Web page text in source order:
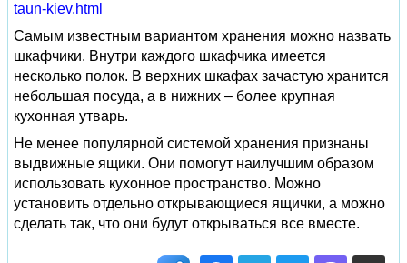
taun-kiev.html
Самым известным вариантом хранения можно назвать
шкафчики. Внутри каждого шкафчика имеется
несколько полок. В верхних шкафах зачастую хранится
небольшая посуда, а в нижних – более крупная
кухонная утварь.
Не менее популярной системой хранения признаны
выдвижные ящики. Они помогут наилучшим образом
использовать кухонное пространство. Можно
установить отдельно открывающиеся ящички, а можно
сделать так, что они будут открываться все вместе.